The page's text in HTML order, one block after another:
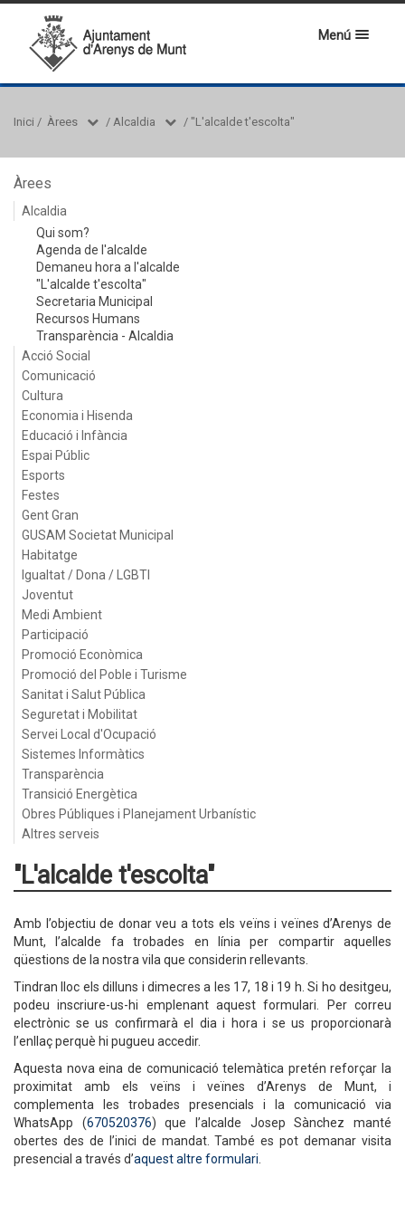
Menú
Inici / Àrees / Alcaldia / "L'alcalde t'escolta"
Àrees
Alcaldia
Qui som?
Agenda de l'alcalde
Demaneu hora a l'alcalde
"L'alcalde t'escolta"
Secretaria Municipal
Recursos Humans
Transparència - Alcaldia
Acció Social
Comunicació
Cultura
Economia i Hisenda
Educació i Infància
Espai Públic
Esports
Festes
Gent Gran
GUSAM Societat Municipal
Habitatge
Igualtat / Dona / LGBTI
Joventut
Medi Ambient
Participació
Promoció Econòmica
Promoció del Poble i Turisme
Sanitat i Salut Pública
Seguretat i Mobilitat
Servei Local d'Ocupació
Sistemes Informàtics
Transparència
Transició Energètica
Obres Públiques i Planejament Urbanístic
Altres serveis
"L'alcalde t'escolta"
Amb l’objectiu de donar veu a tots els veïns i veïnes d’Arenys de
Munt, l’alcalde fa trobades en línia per compartir aquelles
qüestions de la nostra vila que considerin rellevants.
Tindran lloc els dilluns i dimecres a les 17, 18 i 19 h. Si ho desitgeu,
podeu inscriure-us-hi emplenant aquest formulari. Per correu
electrònic se us confirmarà el dia i hora i se us proporcionarà
l’enllaç perquè hi pugueu accedir.
Aquesta nova eina de comunicació telemàtica pretén reforçar la
proximitat amb els veïns i veïnes d’Arenys de Munt, i
complementa les trobades presencials i la comunicació via
WhatsApp (670520376) que l’alcalde Josep Sànchez manté
obertes des de l’inici de mandat. També es pot demanar visita
presencial a través d’aquest altre formulari